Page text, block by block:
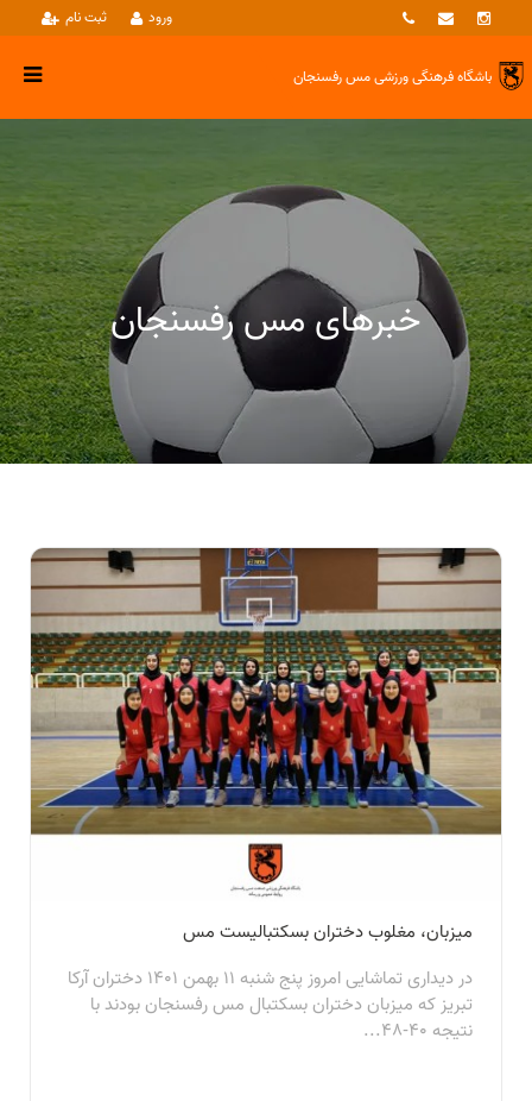
ثبت نام ورود
باشگاه فرهنگی ورزشیمس رفسنجان
خبرهای مس رفسنجان
خبرها بسکتبال بانوان
میزبان، مغلوب دختران بسکتبالیست مس
در ديداری تماشايی امروز پنج شنبه ۱۱ بهمن ۱۴۰۱ دختران آركا
تبريز كه میزبان دختران بسكتبال مس رفسنجان بودند با
نتيجه ٤٠-٤٨...